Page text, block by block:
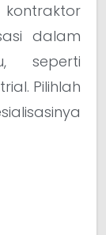
dalam
seperti
Pilihlah